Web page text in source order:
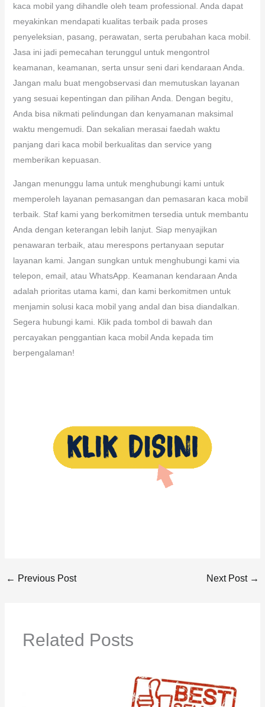
kaca mobil yang dihandle oleh team professional. Anda dapat
meyakinkan mendapati kualitas terbaik pada proses
penyeleksian, pasang, perawatan, serta perubahan kaca mobil.
Jasa ini jadi pemecahan terunggul untuk mengontrol
keamanan, keamanan, serta unsur seni dari kendaraan Anda.
Jangan malu buat mengobservasi dan memutuskan layanan
yang sesuai kepentingan dan pilihan Anda. Dengan begitu,
Anda bisa nikmati pelindungan dan kenyamanan maksimal
waktu mengemudi. Dan sekalian merasai faedah waktu
panjang dari kaca mobil berkualitas dan service yang
memberikan kepuasan.
Jangan menunggu lama untuk menghubungi kami untuk
memperoleh layanan pemasangan dan pemasaran kaca mobil
terbaik. Staf kami yang berkomitmen tersedia untuk membantu
Anda dengan keterangan lebih lanjut. Siap menyajikan
penawaran terbaik, atau merespons pertanyaan seputar
layanan kami. Jangan sungkan untuk menghubungi kami via
telepon, email, atau WhatsApp. Keamanan kendaraan Anda
adalah prioritas utama kami, dan kami berkomitmen untuk
menjamin solusi kaca mobil yang andal dan bisa diandalkan.
Segera hubungi kami. Klik pada tombol di bawah dan
percayakan penggantian kaca mobil Anda kepada tim
berpengalaman!
← Previous Post Next Post →
Related Posts